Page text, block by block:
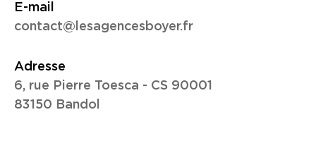
E-mail
contact@lesagencesboyer.fr
Adresse
6, rue Pierre Toesca - CS 90001
83150 Bandol